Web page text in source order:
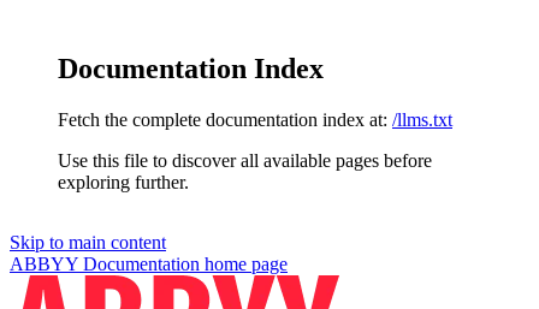
Documentation Index
Fetch the complete documentation index at: /llms.txt
Use this file to discover all available pages before
exploring further.
Skip to main content
ABBYY Documentation home page